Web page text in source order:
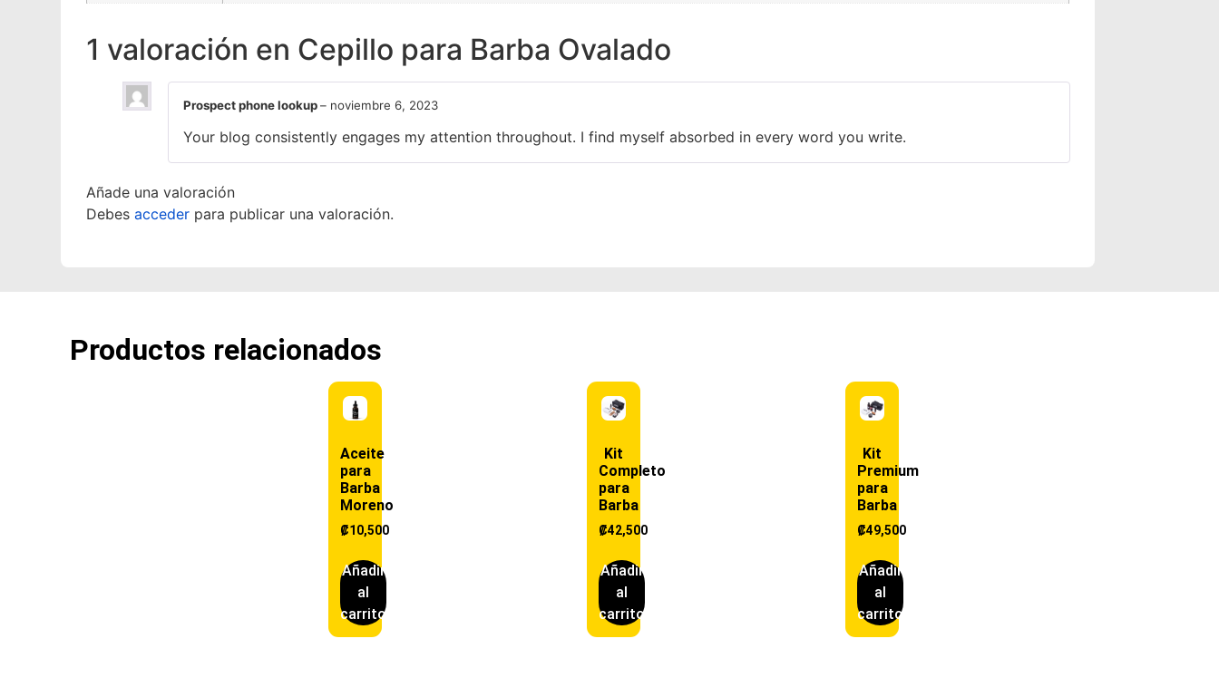
1 valoración en Cepillo para Barba Ovalado
Prospect phone lookup– noviembre 6, 2023
Your blog consistently engages my attention throughout. I find myself absorbed in every word you write.
Añade una valoración
Debes accederpara publicar una valoración.
Productos relacionados
Aceite
para
Barba
Moreno
₡10,500
Añadir
al
carrito
Kit
Completo
para
Barba
₡42,500
Añadir
al
carrito
Kit
Premium
para
Barba
₡49,500
Añadir
al
carrito